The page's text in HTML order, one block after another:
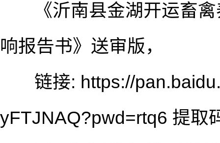
《沂南县金湖开运畜禽
响报告书》送审版，
链接: https://
yFTJNAQ?pwd=rtq6 提取